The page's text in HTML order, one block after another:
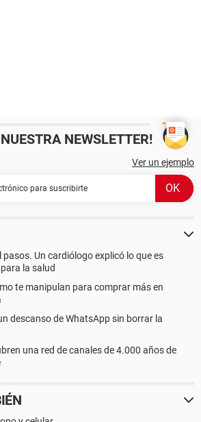
NEWSLETTER!
Ver un ejemplo
pasos. Un cardiólogo explicó lo que es
la salud
te manipulan para comprar más en
descanso de WhatsApp sin borrar la
una red de canales de 4.000 años de